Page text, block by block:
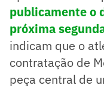
publicamente o
próxima
indicam que o
contratação de
peça central de